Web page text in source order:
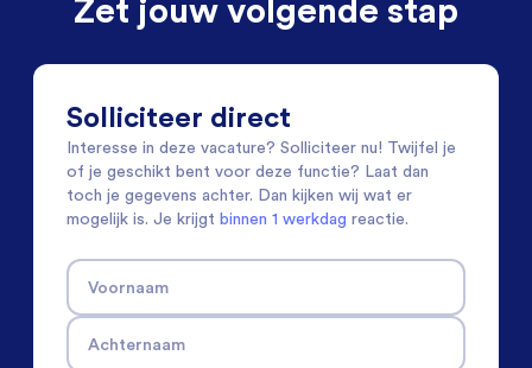
Zet jouw volgende stap
Solliciteer direct
Interesse in deze vacature? Solliciteer nu! Twijfel je
of je geschikt bent voor deze functie? Laat dan
toch je gegevens achter. Dan kijken wij wat er
mogelijk is. Je krijgt binnen 1 werkdag reactie.
Voornaam
Achternaam